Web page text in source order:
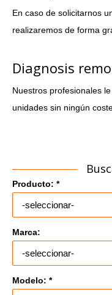
En caso de solicitarnos
realizaremos de forma
Diagnosis
Nuestros profesionales
unidades sin ningún
Producto: *
Marca:
Modelo: *